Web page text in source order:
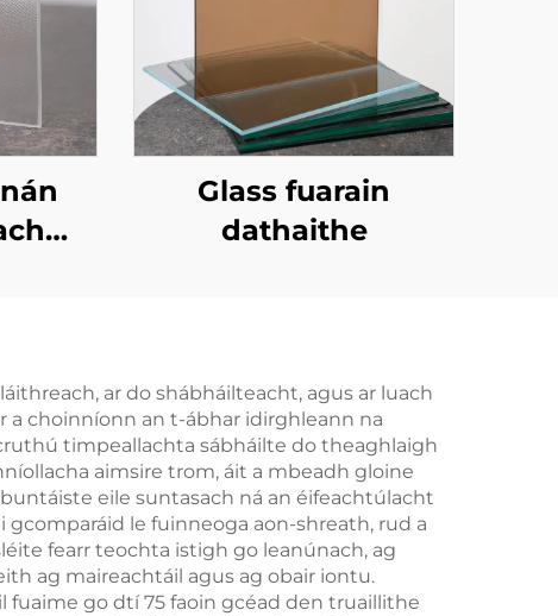
Glass fuarain
dathaithe
ar do shábháilteacht, agus ar luach
a choinníonn an t-ábhar idirghleann na
timpeallachta sábháilte do theaghlaigh
aimsire trom, áit a mbeadh gloine
eile suntasach ná an éifeachtúlacht
le fuinneoga aon-shreath, rud a
fearr teochta istigh go leanúnach, ag
ag maireachtáil agus ag obair iontu.
go dtí 75 faoin gcéad den truaillithe